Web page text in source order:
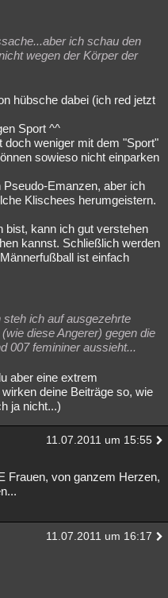
ich schau den
wegen der Körper der
hübsche dabei (ich red jetzt
Sport ^^
doch weniger mit dem "Sport"
sowieso nicht einparken
Emanzen, aber ich
Klischees herumgeistern.
bist, kann ich gut verstehen
kannst. Schließlich werden
ist einfach
ich auf ausgezehrte
diese Angerer) gegen die
007 femininer aussieht...
aber eine extrem
deine Beiträge so, wie
ja nicht...)
11.07.2011 um 15:55
Frauen, von ganzem Herzen,
11.07.2011 um 16:17